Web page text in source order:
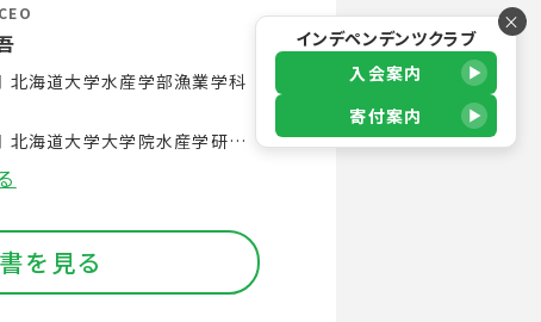
北海道大学水産学部漁業学科
北海道大学大学院水産学研究
修了
鹿児島大学水産学部 助教
児島大学水産学部 准教授
を見る
×
インデペンデンツクラブ
入会案内
寄付案内